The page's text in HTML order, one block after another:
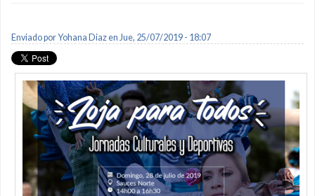
Enviado porYohana Diazen Jue, 25/07/2019 - 18:07